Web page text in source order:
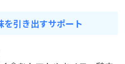
引き出すサポート